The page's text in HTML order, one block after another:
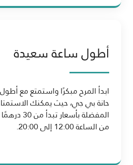
أطول ساعة سعيدة
ابدأ المرح مبكرًا واستمتع مع
حانة بي جي، حيث يمكنك
المفضلة
من الساعة 12:00 إلى 20:00.